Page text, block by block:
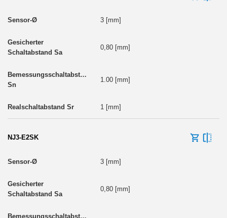
3 [mm]
0,80 [mm]
1.00 [mm]
1 [mm]
NJ3-E2SK
3 [mm]
0,80 [mm]